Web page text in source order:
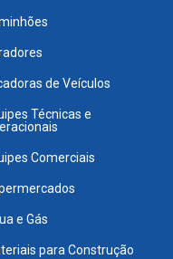
de Veículos
Técnicas e
Comerciais
e Gás
para Construção